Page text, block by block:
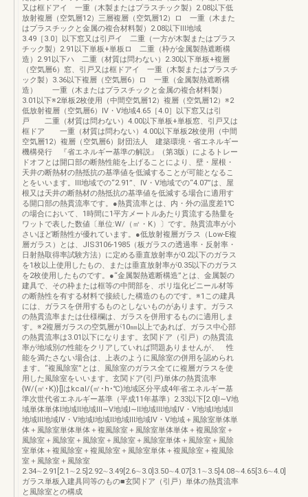
又は框ドアイ 一重（木製またはプラスチック製）2.08以下低
放射複層（空気層12）三層複層（空気層12）ロ 一重（木また
はプラスチックと金属の複合材料製）2.08以下Ⅲ地域
3.49［3.0］以下窓又は引戸イ 二重（一方が木製またはプラス
チック製）2.91以下単板+単板ロ 二重（枠が金属製熱遮断構
造）2.91以下ハ 二重（材質は問わない）2.30以下単板+複層
（空気層6）窓、引戸又は框ドアイ 一重（木製またはプラスチ
ック製）3.36以下複層（空気層6）ロ 一重（金属製熱遮断構
造） 一重（木またはプラスチックと金属の複合材料製）
3.01以下※2単板2枚使用（中間空気層12）複層（空気層12）※2
低放射複層（空気層6）Ⅳ・Ⅴ地域4.65［4.0］以下窓又は引
戸 二重（材質は問わない）4.00以下単板+単板窓、引戸又は
框ドア 一重（材質は問わない）4.00以下単板2枚使用（中間
空気層12）複層（空気層6）財団法人 建築環境・省エネルギー
機構発行 『省エネルギー基準の解説』（第3版）によるトレー
ドオフとは開口部の断熱性能を上げることにより、壁・屋根・
天井の断熱材の熱抵抗の基準値を低減することが可能となるこ
とをいいます。Ⅲ地域での“2.91”、Ⅳ・Ⅴ地域での“4.07”は、屋
根又は天井の断熱材の熱抵抗の基準値を低減する場合に適用す
る開口部の熱貫流率です。●熱貫流率とは、内・外の温度差1℃
の場合において、1時間に1平方メートルあたり貫流する熱量を
ワットで表した数値〔単位:W/（㎡・K）〕です。熱貫流率が小
さいほど断熱性が優れています。●低放射複層ガラス（Low-E複
層ガラス）とは、JIS3106-1985（板ガラスの透過率・反射率・
日射熱取得率試験方法）に定める垂直放射率が0.2以下のガラス
を1枚以上使用したもの、または垂直放射率が0.35以下のガラス
を2枚使用したものです。●“金属製熱遮断構造”とは、金属製の
建具で、その枠または框等の中間部を、ポリ塩化ビニール材等
の断熱性を有する材料で接続した構造のものです。※1この建具
には、ガラスを併用するものとしないものがあります。ガラス
の熱貫流率または仕様欄は、ガラスを併用するものに適用しま
す。※2複層ガラスの空気層が10㎜以上であれば、ガラス中心部
の熱貫流率は3.01以下になります。玄関ドア（引戸）の熱貫流
率が地域別の性能をクリアしていれば問題ありませんが、 性
能を満たさない場合は、上表のように風除室の併用を認められ
ます。“複風除室”とは、風除室のガラス全てに複層ガラスを使
用した風除室をいいます。玄関ドア(引戸)単体の熱貫流率
{W/(㎡･K)}[]はkcal/(㎡･h･℃)地域区分平成4年省エネルギー基
準次世代省エネルギー基準（平成11年基準）2.33以下[2.0]Ⅰ∼Ⅴ地
域単体単体Ⅰ地域Ⅱ地域Ⅲ∼Ⅴ地域Ⅰ∼Ⅱ地域Ⅲ地域Ⅳ・Ⅴ地域Ⅰ地域Ⅱ
地域Ⅲ地域Ⅳ・Ⅴ地域Ⅰ地域Ⅱ地域Ⅲ地域Ⅳ・Ⅴ地域＋風除室単体単
体＋風除室単体単体＋複風除室＋風除室単体単体＋複風除室＋
風除室＋風除室＋風除室＋風除室＋風除室単体＋風除室＋風除
室単体＋複風除室＋複風除室＋風除室単体＋複風除室＋複風除
室＋風除室＋風除室
2.34∼2.91[2.1∼2.5]2.92∼3.49[2.6∼3.0]3.50∼4.07[3.1∼3.5]4.08∼4.65[3.6∼4.0]
ガラス単板入建具同等のもの■玄関ドア（引戸）単体の熱貫流率
と風除室との構成